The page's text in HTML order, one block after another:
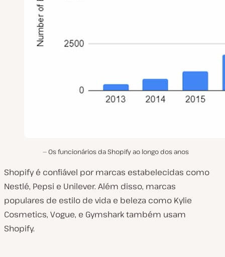
Os funcionários da Shopify ao longo dos anos
Shopify é confiável por marcas estabelecidas como
Nestlé, Pepsi e Unilever. Além disso, marcas
populares de estilo de vida e beleza como Kylie
Cosmetics, Vogue, e Gymshark também usam
Shopify.